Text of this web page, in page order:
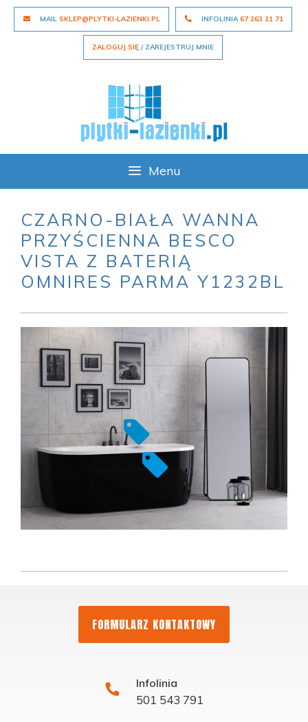
Skip
MAIL SKLEP@PLYTKI-LAZIENKI.PL INFOLINIA67 263 21 71
ZALOGUJ SIĘ / ZAREJESTRUJ MNIE
Menu
CZARNO-BIAŁA WANNA
PRZYŚCIENNA BESCO
VISTA Z BATERIĄ
OMNIRES PARMA Y1232BL
FORMULARZ KONTAKTOWY
Infolinia
501 543 791